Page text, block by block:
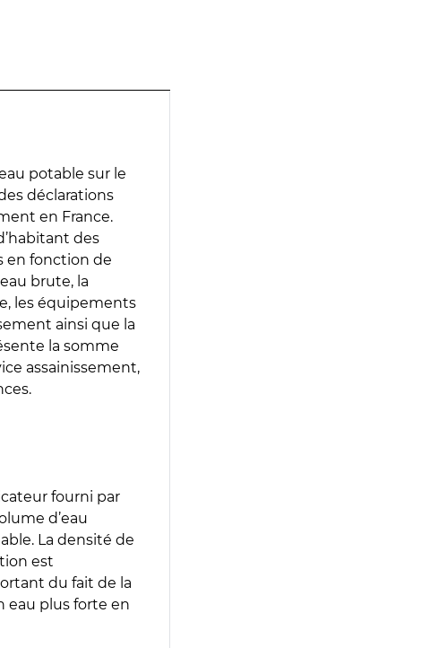
potable sur le
déclarations
en France.
des
en fonction de
brute, la
les équipements
ainsi que la
la somme
assainissement,
fourni par
d’eau
La densité de
est
du fait de la
eau plus forte en